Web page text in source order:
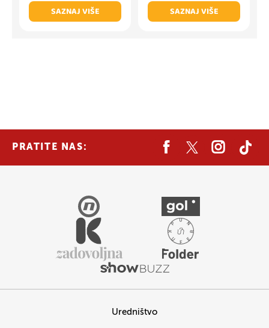
SAZNAJ VIŠE
SAZNAJ VIŠE
PRATITE NAS:
Uredništvo